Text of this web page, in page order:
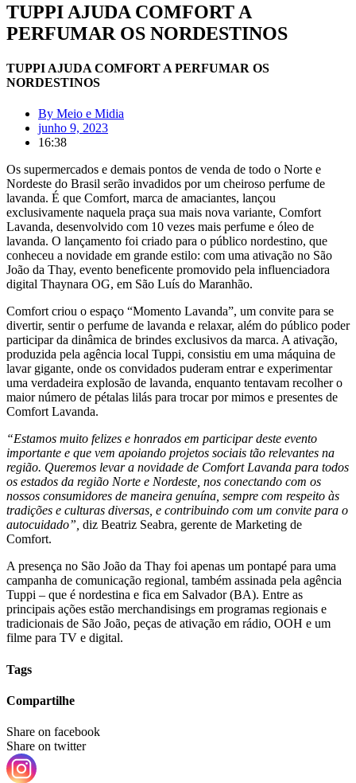
TUPPI AJUDA COMFORT A
PERFUMAR OS NORDESTINOS
TUPPI AJUDA COMFORT A PERFUMAR OS
NORDESTINOS
By Meio e Midia
junho 9, 2023
16:38
Os supermercados e demais pontos de venda de todo o Norte e
Nordeste do Brasil serão invadidos por um cheiroso perfume de
lavanda. É que Comfort, marca de amaciantes, lançou
exclusivamente naquela praça sua mais nova variante, Comfort
Lavanda, desenvolvido com 10 vezes mais perfume e óleo de
lavanda. O lançamento foi criado para o público nordestino, que
conheceu a novidade em grande estilo: com uma ativação no São
João da Thay, evento beneficente promovido pela influenciadora
digital Thaynara OG, em São Luís do Maranhão.
Comfort criou o espaço “Momento Lavanda”, um convite para se
divertir, sentir o perfume de lavanda e relaxar, além do público poder
participar da dinâmica de brindes exclusivos da marca. A ativação,
produzida pela agência local Tuppi, consistiu em uma máquina de
lavar gigante, onde os convidados puderam entrar e experimentar
uma verdadeira explosão de lavanda, enquanto tentavam recolher o
maior número de pétalas lilás para trocar por mimos e presentes de
Comfort Lavanda.
“Estamos muito felizes e honrados em participar deste evento
importante e que vem apoiando projetos sociais tão relevantes na
região. Queremos levar a novidade de Comfort Lavanda para todos
os estados da região Norte e Nordeste, nos conectando com os
nossos consumidores de maneira genuína, sempre com respeito às
tradições e culturas diversas, e contribuindo com um convite para o
autocuidado”, diz Beatriz Seabra, gerente de Marketing de
Comfort.
A presença no São João da Thay foi apenas um pontapé para uma
campanha de comunicação regional, também assinada pela agência
Tuppi – que é nordestina e fica em Salvador (BA). Entre as
principais ações estão merchandisings em programas regionais e
tradicionais de São João, peças de ativação em rádio, OOH e um
filme para TV e digital.
Tags
Compartilhe
Share on facebook
Share on twitter